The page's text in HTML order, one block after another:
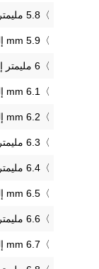
5.8 مليمتر إلى سنتيمتر
5.9 mm إلى cm
6 مليمتر إلى سنتيمتر
6.1 mm إلى cm
6.2 mm إلى سنتيمتر
6.3 مليمتر إلى cm
6.4 مليمتر إلى cm
6.5 mm إلى cm
6.6 مليمتر إلى cm
6.7 mm إلى سنتيمتر